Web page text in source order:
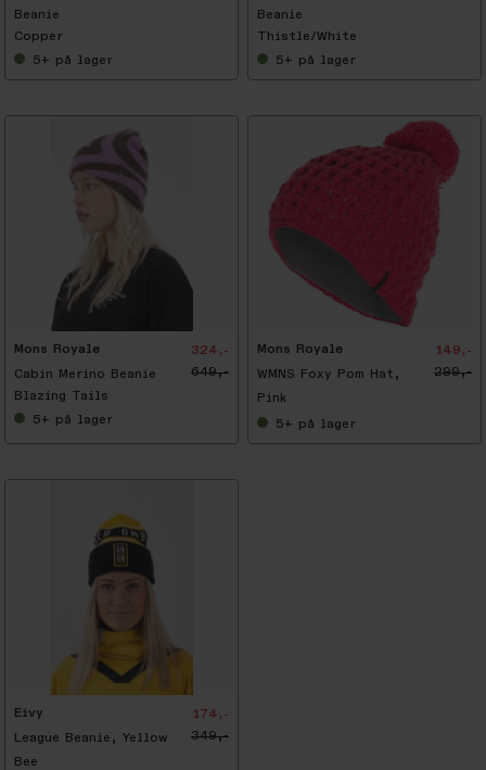
Beanie
Copper
5+ på lager
Beanie
Thistle/White
5+ på lager
Mons Royale
Cabin Merino Beanie
324,-
649,-
Blazing Tails
5+ på lager
Mons Royale
WMNS Foxy Pom Hat,
Pink
149,-
299,-
5+ på lager
Eivy
League Beanie, Yellow
Bee
174,-
349,-